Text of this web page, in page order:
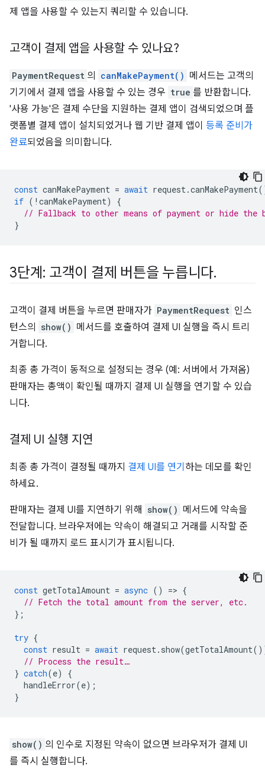
제 앱을 사용할 수 있는지 쿼리할 수 있습니다.
고객이 결제 앱을 사용할 수 있나요?
PaymentRequest 의 canMakePayment() 메서드는 고객의
기기에서 결제 앱을 사용할 수 있는 경우 true 를 반환합니다.
'사용 가능'은 결제 수단을 지원하는 결제 앱이 검색되었으며 플
랫폼별 결제 앱이 설치되었거나 웹 기반 결제 앱이 등록 준비가
완료되었음을 의미합니다.
const canMakePayment = await request.canMakePayment
if ( ! canMakePayment)
{
// Fallback to other means of payment or hide the
}
3단계: 고객이 결제 버튼을 누릅니다.
고객이 결제 버튼을 누르면 판매자가 PaymentRequest 인스
턴스의
show() 메서드를 호출하여 결제 UI 실행을 즉시 트리
거합니다.
최종 총 가격이 동적으로 설정되는 경우 (예: 서버에서 가져옴)
판매자는 총액이 확인될 때까지 결제 UI 실행을 연기할 수 있습
니다.
결제 UI 실행 지연
최종 총 가격이 결정될 때까지 결제 UI를 연기 하는 데모를 확인
하세요.
판매자는 결제 UI를 지연하기 위해 show() 메서드에 약속을
전달합니다. 브라우저에는 약속이 해결되고 거래를 시작할 준
비가 될 때까지 로드 표시기가 표시됩니다.
const getTotalAmount = async () => {
// Fetch the total amount from the server, etc.
};
try {
const result = await request. show(getTotalAmount
// Process the result…
} catch(e)
{
handleError(e);
}
show() 의 인수로 지정된 약속이 없으면 브라우저가 결제 UI
를 즉시 실행합니다.